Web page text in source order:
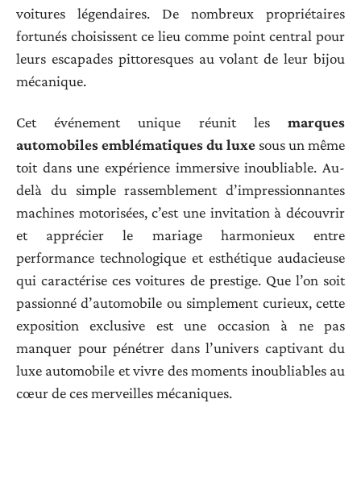
voitures légendaires. De nombreux propriétaires
fortunés choisissent ce lieu comme point central pour
leurs escapades pittoresques au volant de leur bijou
mécanique.
Cet événement unique réunit les marques
automobiles emblématiques du luxe sous un même
toit dans une expérience immersive inoubliable. Au-
delà du simple rassemblement d’impressionnantes
machines motorisées, c’est une invitation à découvrir
et apprécier le mariage harmonieux entre
performance technologique et esthétique audacieuse
qui caractérise ces voitures de prestige. Que l’on soit
passionné d’automobile ou simplement curieux, cette
exposition exclusive est une occasion à ne pas
manquer pour pénétrer dans l’univers captivant du
luxe automobile et vivre des moments inoubliables au
cœur de ces merveilles mécaniques.